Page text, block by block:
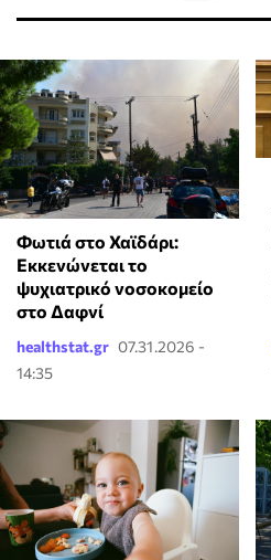
Φωτιά στο Χαϊδάρι:
Εκκενώνεται το
ψυχιατρικό νοσοκομείο
στο Δαφνί
healthstat.gr 07.31.2026 -
14:35